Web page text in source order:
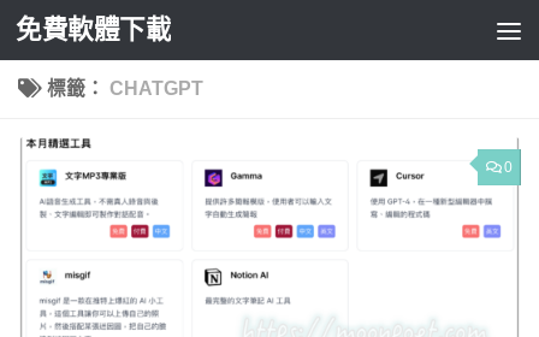
Skip to content
免費軟體下載
標籤： CHATGPT
0